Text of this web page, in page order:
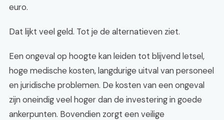
euro.
Dat lijkt veel geld. Tot je de alternatieven ziet.
Een ongeval op hoogte kan leiden tot blijvend letsel,
hoge medische kosten, langdurige uitval van personeel
en juridische problemen. De kosten van een ongeval
zijn oneindig veel hoger dan de investering in goede
ankerpunten. Bovendien zorgt een veilige